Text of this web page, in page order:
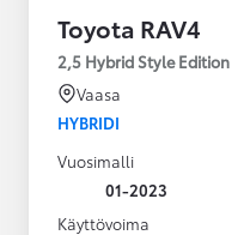
Toyota RAV4
2,5 Hybrid Style Edition
Vaasa
HYBRIDI
Vuosimalli
01-2023
Käyttövoima